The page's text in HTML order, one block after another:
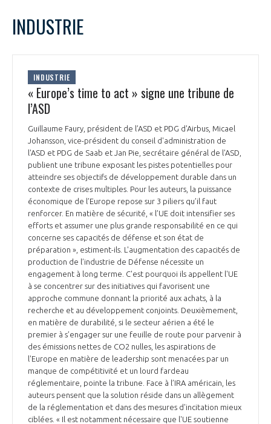
PRÉSENTATION
NOTRE VISION
NOS MISSIONS
NOTRE HISTOIRE
ORGANISATION
LE CONSEIL DU GIFAS
L’ÉQUIPE DU GIFAS
NOS RÉSEAUX À L'INTERNATIONAL
FONCTIONNEMENT
GEADS
COMITÉ AERO PME
STARTAIR
COMMISSIONS ET COMITÉS
ACCOMPAGNEMENT DE NOS ADHÉRENTS
LES PROGRAMMES DU GIFAS
UN ÉCOSYSTÈME INTÉGRÉ ET COHÉRENT
POURQUOI DEVENIR MEMBRE ?
LA MÉDIATION
LA MÉDIATION DANS LA FILIÈRE AÉRONAUTIQUE ET SPATIALE
LE MÉDIATEUR DE LA FILIÈRE AÉRONAUTIQUE ET SPATIALE
MÉDIATION ET CHARTE D’ENGAGEMENT SUR LES RELATIONS ENTRE
CLIENTS ET FOURNISSEURS
LA MÉDIATION AU-DELÀ DE LA FILIÈRE AÉRONAUTIQUE ET SPATIALE
PRENDRE CONTACT AVEC LE MÉDIATEUR DE LA FILIÈRE
LE SALON DU BOURGET
L'OBSERVATOIRE
CHIFFRES CLÉS
LES ENJEUX
L
1
30
31
INDUSTRIE
INDUSTRIE
« Europe’s time to act » signe une tribune de
l’ASD
Guillaume Faury, président de l’ASD et PDG d'Airbus, Micael
Johansson, vice-président du conseil d'administration de
l'ASD et PDG de Saab et Jan Pie, secrétaire général de l'ASD,
publient une tribune exposant les pistes potentielles pour
atteindre ses objectifs de développement durable dans un
contexte de crises multiples. Pour les auteurs, la puissance
économique de l’Europe repose sur 3 piliers qu’il faut
renforcer. En matière de sécurité, « l’UE doit intensifier ses
efforts et assumer une plus grande responsabilité en ce qui
concerne ses capacités de défense et son état de
préparation », estiment-ils. L'augmentation des capacités de
production de l’industrie de Défense nécessite un
engagement à long terme. C'est pourquoi ils appellent l'UE
à se concentrer sur des initiatives qui favorisent une
approche commune donnant la priorité aux achats, à la
recherche et au développement conjoints. Deuxièmement,
en matière de durabilité, si le secteur aérien a été le
premier à s’engager sur une feuille de route pour parvenir à
des émissions nettes de CO2 nulles, les aspirations de
l'Europe en matière de leadership sont menacées par un
manque de compétitivité et un lourd fardeau
réglementaire, pointe la tribune. Face à l’IRA américain, les
auteurs pensent que la solution réside dans un allègement
de la réglementation et dans des mesures d'incitation mieux
ciblées. « Il est notamment nécessaire que l'UE soutienne
Rejoignez une filière d’excellence et développez
Découvrez les avantages d'adhérer au GIFAS.
Rencontres, salons, données sectorielles,
programmes ...
DEMANDE D’ADHÉSION